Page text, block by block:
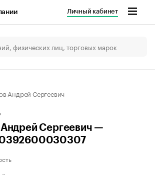
Личный кабинет
Андрей Сергеевич
Сергеевич —